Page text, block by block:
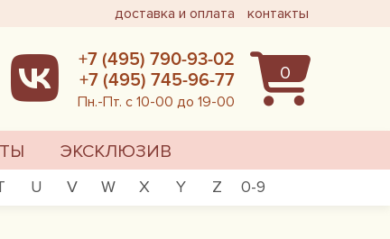
доставка и оплата контакты
0
+7 (495) 790-93-02
+7 (495) 745-96-77
Пн.-Пт. с 10-00 до 19-00
ЭКСКЛЮЗИВ
U V W X Y Z 0-9